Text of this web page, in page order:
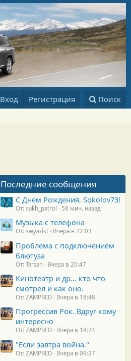
Вход Регистрация Поиск
Последние сообщения
С Днем Рождения, Sokolov73!
От: sakh_patrol 58 мин. назад
Музыка с телефона
От: swyazist Вчера в 22:03
Проблема с подключением
блютуза
От: Tarzan Вчера в 20:47
Кинотеатр и др... кто что
смотрел и как оно.
От: ZAMPRED Вчера в 18:48
Прогрессив Рок. Вдруг кому
интересно
От: ZAMPRED Вчера в 18:24
"Если завтра война."
От: ZAMPRED Вчера в 09:37